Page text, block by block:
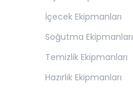
İçecek Ekipmanları
Soğutma Ekipmanları
Temizlik Ekipmanları
Hazırlık Ekipmanları